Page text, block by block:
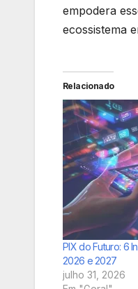
empodera
ecossistema
Relacionado
PIX do Futuro: 6
2026 e 2027
julho 31, 2026